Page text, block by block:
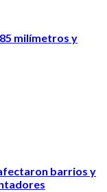
milímetros y
barrios y